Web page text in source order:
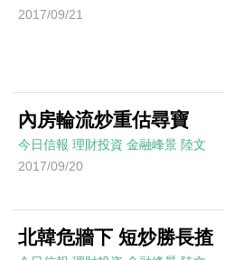
2017/09/21
內房輪流炒重估尋寶
今日信報 理財投資 金融峰景 陸文
2017/09/20
北韓危牆下 短炒勝長揸